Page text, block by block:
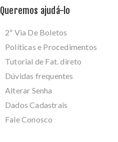
Queremos ajudá-lo
2ª Via De Boletos
Políticas e Procedimentos
Tutorial de Fat. direto
Dúvidas frequentes
Alterar Senha
Dados Cadastrais
Fale Conosco